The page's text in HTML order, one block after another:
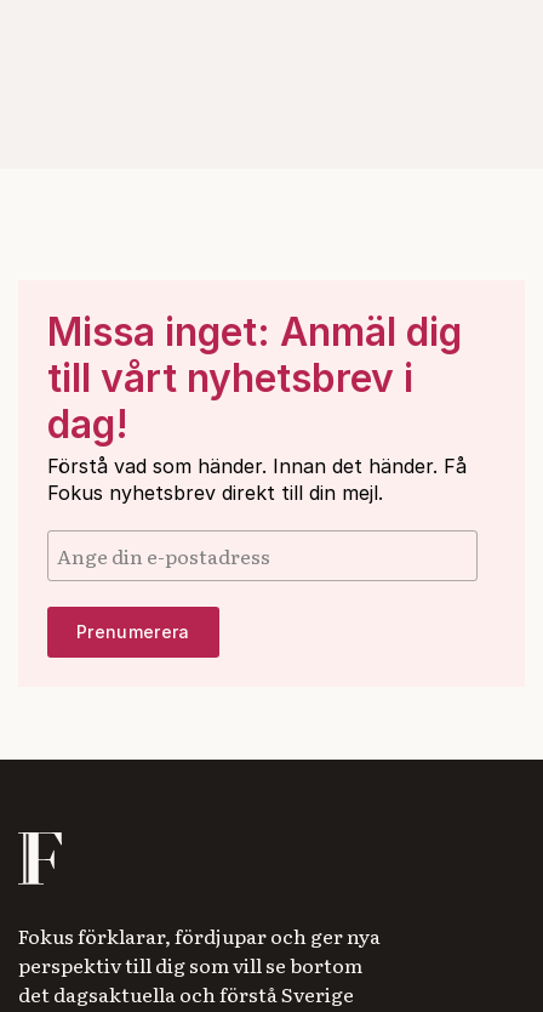
Missa inget: Anmäl dig
till vårt nyhetsbrev i
dag!
Förstå vad som händer. Innan det händer. Få
Fokus nyhetsbrev direkt till din mejl.
Fokus förklarar, fördjupar och ger nya
perspektiv till dig som vill se bortom
det dagsaktuella och förstå Sverige